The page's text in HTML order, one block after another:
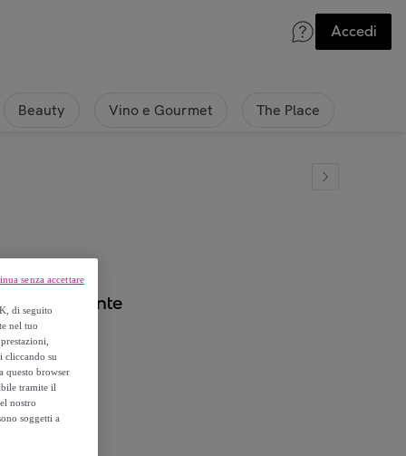
Accedi
Beauty Vino e Gourmet The Place
elegante
di seguito
nel tuo
cliccando su
questo browser
tramite il
nostro
soggetti a
senza accettare